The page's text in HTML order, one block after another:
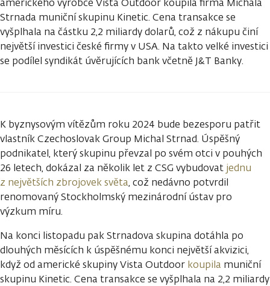
Strnada muniční skupinu Kinetic. Cena transakce se
vyšplhala na částku 2,2 miliardy dolarů, což z nákupu činí
největší investici české firmy v USA. Na takto velké investici
se podílel syndikát úvěrujících bank včetně J&T Banky.
K byznysovým vítězům roku 2024 bude bezesporu patřit
vlastník Czechoslovak Group Michal Strnad. Úspěšný
podnikatel, který skupinu převzal po svém otci v pouhých
26 letech, dokázal za několik let z CSG vybudovat jednu
z největších zbrojovek světa, což nedávno potvrdil
renomovaný Stockholmský mezinárodní ústav pro
výzkum míru.
Na konci listopadu pak Strnadova skupina dotáhla po
dlouhých měsících k úspěšnému konci největší akvizici,
když od americké skupiny Vista Outdoor koupila muniční
skupinu Kinetic. Cena transakce se vyšplhala na 2,2 miliardy